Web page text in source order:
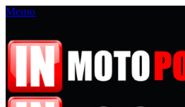
Меню